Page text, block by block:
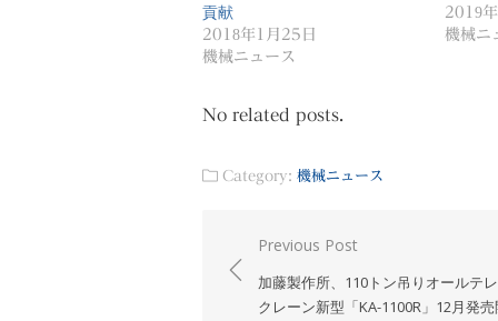
貢献
2018年1月25日
機械ニュース
2019
機械ニ
No related posts.
Category: 機械ニュース
稿
Previous Post
加藤製作所、110トン吊りオールテ
クレーン新型「KA-1100R」12月発